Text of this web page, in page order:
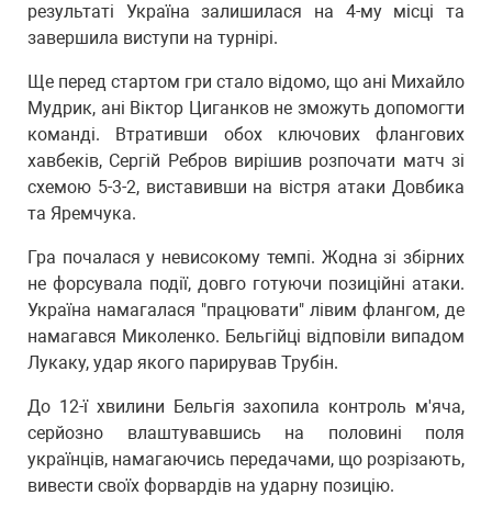
результаті Україна залишилася на 4-му місці та
завершила виступи на турнірі.
Ще перед стартом гри стало відомо, що ані Михайло
Мудрик, ані Віктор Циганков не зможуть допомогти
команді. Втративши обох ключових флангових
хавбеків, Сергій Ребров вирішив розпочати матч зі
схемою 5-3-2, виставивши на вістря атаки Довбика
та Яремчука.
Гра почалася у невисокому темпі. Жодна зі збірних
не форсувала події, довго готуючи позиційні атаки.
Україна намагалася "працювати" лівим флангом, де
намагався Миколенко. Бельгійці відповіли випадом
Лукаку, удар якого парирував Трубін.
До 12-ї хвилини Бельгія захопила контроль м'яча,
серйозно влаштувавшись на половині поля
українців, намагаючись передачами, що розрізають,
вивести своїх форвардів на ударну позицію.